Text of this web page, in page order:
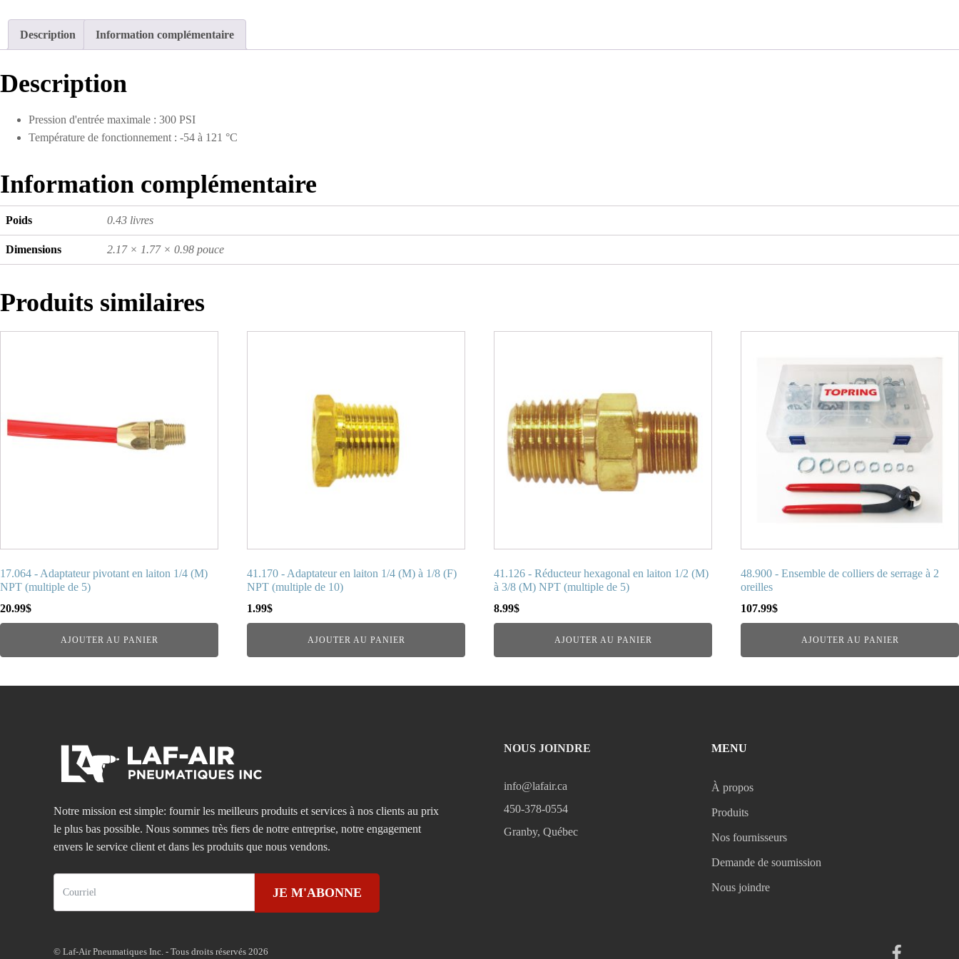
Description Information complémentaire
Description
Pression d'entrée maximale : 300 PSI
Température de fonctionnement : -54 à 121 °C
Information complémentaire
Poids 0.43 livres
Dimensions 2.17 × 1.77 × 0.98 pouce
Produits similaires
17.064 - Adaptateur pivotant en laiton 1/4 (M)
NPT (multiple de 5)
20.99$
AJOUTER AU PANIER
41.170 - Adaptateur en laiton 1/4 (M) à 1/8 (F)
NPT (multiple de 10)
1.99$
AJOUTER AU PANIER
41.126 - Réducteur hexagonal en laiton 1/2 (M)
à 3/8 (M) NPT (multiple de 5)
8.99$
AJOUTER AU PANIER
48.900 - Ensemble de colliers de serrage à 2
oreilles
107.99$
AJOUTER AU PANIER
Notre mission est simple: fournir les meilleurs produits et services à nos clients au prix
le plus bas possible. Nous sommes très fiers de notre entreprise, notre engagement
envers le service client et dans les produits que nous vendons.
JE M'ABONNE
NOUS JOINDRE
info@lafair.ca
450-378-0554
Granby, Québec
MENU
À propos
Produits
Nos fournisseurs
Demande de soumission
Nous joindre
© Laf-Air Pneumatiques Inc. - Tous droits réservés 2026